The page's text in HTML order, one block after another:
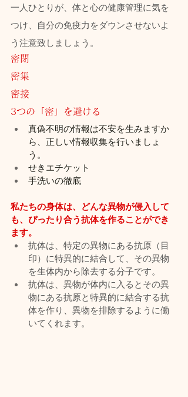
一人ひとりが、体と心の健康管理に気を
つけ、自分の免疫力をダウンさせないよ
う注意致しましょう。
密閉
密集
密接
3つの「密」を避ける
真偽不明の情報は不安を生みますか
ら、正しい情報収集を行いましょ
う。
せきエチケット
手洗いの徹底
私たちの身体は、どんな異物が侵入して
も、ぴったり合う抗体を作ることができ
ます。
抗体は、特定の異物にある抗原（目
印）に特異的に結合して、その異物
を生体内から除去する分子です。
抗体は、異物が体内に入るとその異
物にある抗原と特異的に結合する抗
体を作り、異物を排除するように働
いてくれます。